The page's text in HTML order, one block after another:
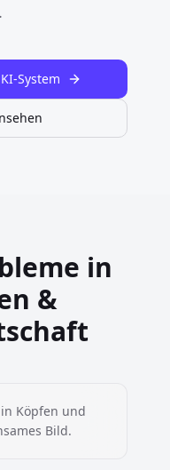
System
in
&
Köpfen und
Bild.